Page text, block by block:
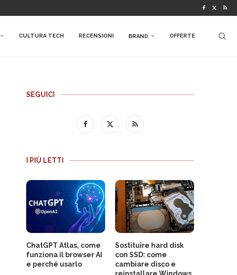
CULTURA TECH RECENSIONI BRAND OFFERTE
SEGUICI
I PIÙ LETTI
ChatGPT Atlas, come
funziona il browser AI
e perché usarlo
Sostituire hard disk
con SSD: come
cambiare disco e
reinstallare Windows